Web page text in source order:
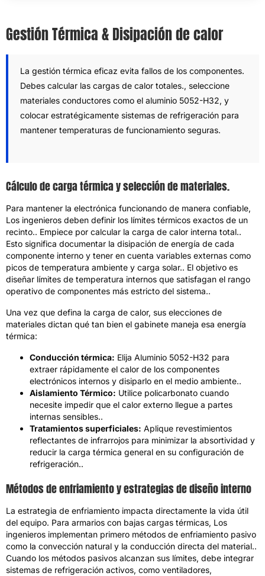
Gestión Térmica & Disipación de calor
La gestión térmica eficaz evita fallos de los componentes.
Debes calcular las cargas de calor totales., seleccione
materiales conductores como el aluminio 5052-H32, y
colocar estratégicamente sistemas de refrigeración para
mantener temperaturas de funcionamiento seguras.
Cálculo de carga térmica y selección de materiales.
Para mantener la electrónica funcionando de manera confiable,
Los ingenieros deben definir los límites térmicos exactos de un
recinto.. Empiece por calcular la carga de calor interna total..
Esto significa documentar la disipación de energía de cada
componente interno y tener en cuenta variables externas como
picos de temperatura ambiente y carga solar.. El objetivo es
diseñar límites de temperatura internos que satisfagan el rango
operativo de componentes más estricto del sistema..
Una vez que defina la carga de calor, sus elecciones de
materiales dictan qué tan bien el gabinete maneja esa energía
térmica:
Conducción térmica: Elija Aluminio 5052-H32 para
extraer rápidamente el calor de los componentes
electrónicos internos y disiparlo en el medio ambiente..
Aislamiento Térmico: Utilice policarbonato cuando
necesite impedir que el calor externo llegue a partes
internas sensibles..
Tratamientos superficiales: Aplique revestimientos
reflectantes de infrarrojos para minimizar la absortividad y
reducir la carga térmica general en su configuración de
refrigeración..
Métodos de enfriamiento y estrategias de diseño interno
La estrategia de enfriamiento impacta directamente la vida útil
del equipo. Para armarios con bajas cargas térmicas, Los
ingenieros implementan primero métodos de enfriamiento pasivo
como la convección natural y la conducción directa del material..
Cuando los métodos pasivos alcanzan sus límites, debe integrar
sistemas de refrigeración activos, como ventiladores,